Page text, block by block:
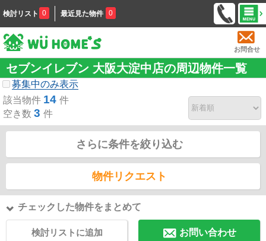
検討リスト 0 最近見た物件 0
お問合せ
セブンイレブン 大阪大淀中店の周辺物件一覧
募集中のみ表示
該当物件 14 件
空き数 3 件
さらに条件を絞り込む
物件リクエスト
チェックした物件をまとめて
検討リストに追加 お問い合わせ